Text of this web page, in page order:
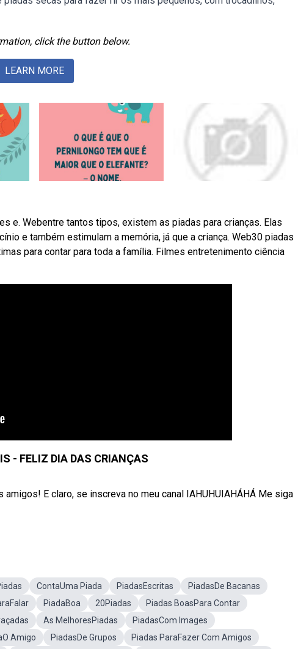
click the button below.
LEARN MORE
e. Webentre tantos tipos, existem as piadas para crianças. Elas
e também estimulam a memória, já que a criança. Web30 piadas
para contar para toda a família. Filmes entretenimento ciência
- FELIZ DIA DAS CRIANÇAS
E claro, se inscreva no meu canal IAHUHUIAHÁHÁ Me siga
ContaUma Piada PiadasEscritas
PiadasDe Bacanas
PiadaBoa 20Piadas
Piadas BoasPara Contar
As MelhoresPiadas
PiadasCom Images
Amigo PiadasDe Grupos
Piadas ParaFazer Com Amigos